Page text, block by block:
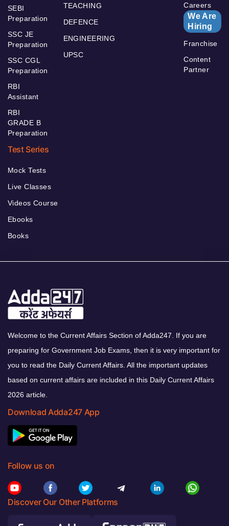
SEBI
Preparation
SSC JE
Preparation
SSC CGL
Preparation
RBI
Assistant
RBI
GRADE B
Preparation
TEACHING
DEFENCE
ENGINEERING
UPSC
Careers
We Are
Hiring
Franchise
Content
Partner
Test Series
Mock Tests
Live Classes
Videos Course
Ebooks
Books
Welcome to the Current Affairs Section of Adda247. If you are
preparing for Government Job Exams, then it is very important for
you to read the Daily Current Affairs. All the important updates
based on current affairs are included in this Daily Current Affairs
2026 article.
Download Adda247 App
Follow us on
Discover Our Other Platforms